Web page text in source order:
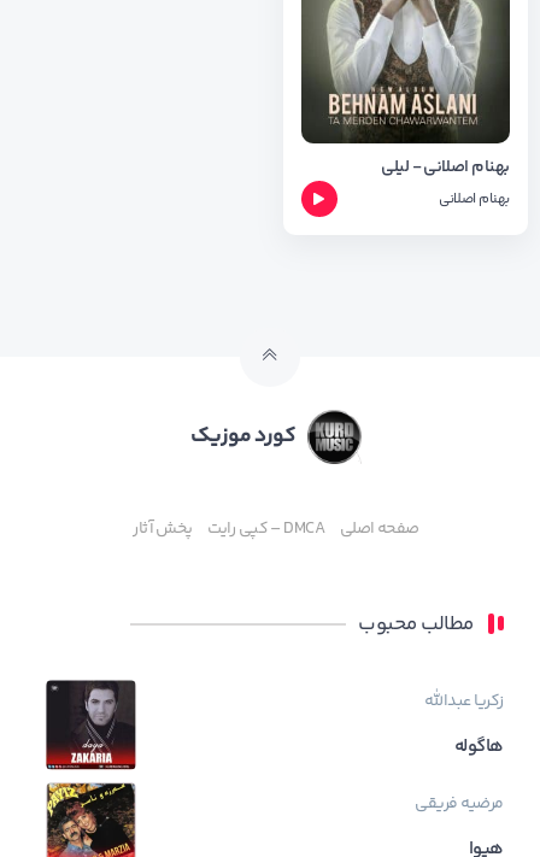
بهنام اصلانی - لیلی
بهنام اصلانی
کورد موزیک
صفحه اصلی DMCA – کپی رایت پخش آثار
مطالب محبوب
زکریا عبدالله
هاگوله
مرضیه فریقی
هیوا